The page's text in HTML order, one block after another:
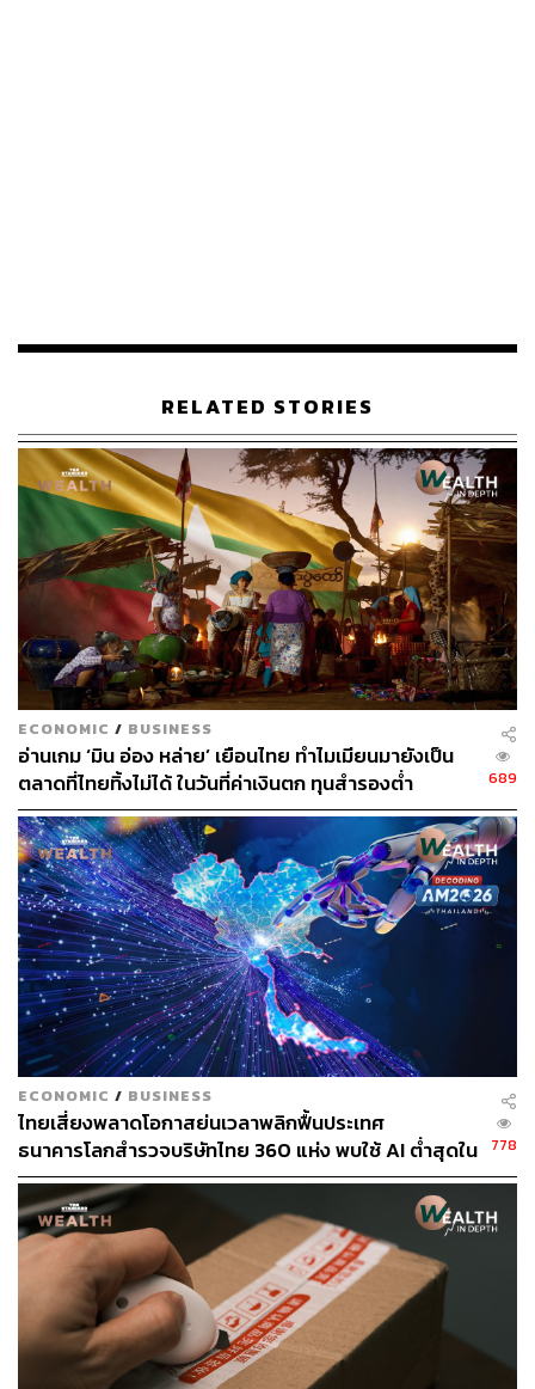
ทั้งนี้แม้จะไม่มีการยกเลิก แต่การศึกษาเรื่องนี้มีอยู่จริง โดยมี
ความเหมาะสม เนื่องจากมีงานวิจัยบางส่วนระบุว่า การไม่
เป็นอิสระ โดยไม่กำหนดหมวดค่าใช้จ่ายเลย อาจทำให้ อัตรา
เงินเฟ้อของค่ารักษาพยาบาล (Medical Inflation) สูงขึ้นไปอีก
รวมทั้งมีบริษัทฯ ประกันบางแห่งได้เสนอแนวคิดนี้เข้ามา
โดย คปภ. ไม่ต้องการเห็นค่ารักษาพยาบาลพุ่งทะยานไป
เรื่อยๆ เพราะยิ่งค่ารักษาสูงเท่าไหร่ เบี้ยประกันก็จะถูกยกสูง
ขึ้นโดยธรรมชาติ
อดิศร ระบุต่อว่า ปัจจุบัน อัตราเงินเฟ้อของค่ารักษาพยาบาล
สูงขึ้นเกือบทุกปี และปีหลังๆ ดูจะสูงกว่าปีที่ผ่านมา โดยได้ข้อ
สังเกตดังนี้
สิ่งที่ยอมรับได้ หากเป็นอัตราเงินเฟ้อที่เกิดจาก
Innovation ทางการแพทย์ ที่จำเป็น เช่น การใช้รังสี,
การผ่าตัดด้วยกล้อง ที่ทำให้เจ็บน้อยลง ออกจากโรง
พยาบาลได้เร็วขึ้น คปภ. ไม่ติดใจ
สิ่งที่น่ากังวล คือการที่ค่าใช้จ่ายรวมกันแล้วกลายเป็น
สิ่งที่ ไม่ควรจะสูงเกินความจำเป็น ซึ่งจะกลายเป็นภาระ
ที่ตกกับทุกคนที่ทำประกัน
อดิศร พิพัฒน์วรพงศ์ รองเลขาธิการด้านกฎหมายและตรวจ
RELATED STORIES
ECONOMIC / BUSINESS
อ่านเกม ‘มิน อ่อง หล่าย’ เยือนไทย ทำไมเมียนมายังเป็น
ตลาดที่ไทยทิ้งไม่ได้ ในวันที่ค่าเงินตก ทุนสำรองต่ำ
689
ECONOMIC / BUSINESS
ไทยเสี่ยงพลาดโอกาสย่นเวลาพลิกฟื้นประเทศ
ธนาคารโลกสำรวจบริษัทไทย 360 แห่ง พบใช้ AI ต่ำสุดใน
กลุ่ม ตามหลังเคนยาและไนจีเรียเกือบ 4 เท่า
778